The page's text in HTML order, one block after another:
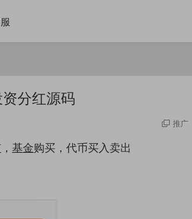
分红源码
推广
， 基金购买，代币买入卖出